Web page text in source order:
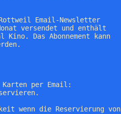
Email-Newsletter
versendet und enthält
Das Abonnement kann
per Email:
wenn die Reservierung von